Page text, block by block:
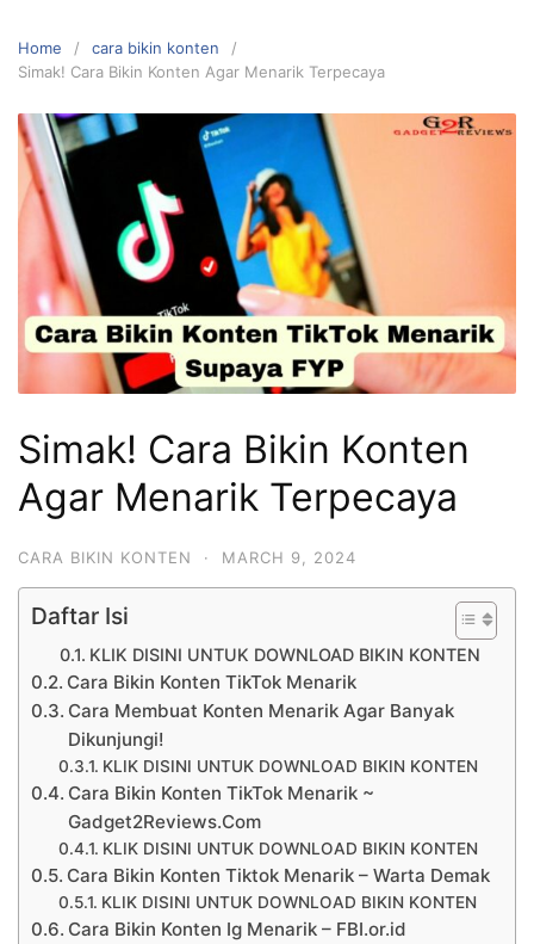
Home
cara bikin konten
Simak! Cara Bikin Konten Agar Menarik Terpecaya
Simak! Cara Bikin Konten
Agar Menarik Terpecaya
CARA BIKIN KONTEN · MARCH 9, 2024
Daftar Isi
KLIK DISINI UNTUK DOWNLOAD BIKIN KONTEN
Cara Bikin Konten TikTok Menarik
Cara Membuat Konten Menarik Agar Banyak
Dikunjungi!
KLIK DISINI UNTUK DOWNLOAD BIKIN KONTEN
Cara Bikin Konten TikTok Menarik ~
Gadget2Reviews.Com
KLIK DISINI UNTUK DOWNLOAD BIKIN KONTEN
Cara Bikin Konten Tiktok Menarik – Warta Demak
KLIK DISINI UNTUK DOWNLOAD BIKIN KONTEN
Cara Bikin Konten Ig Menarik – FBI.or.id